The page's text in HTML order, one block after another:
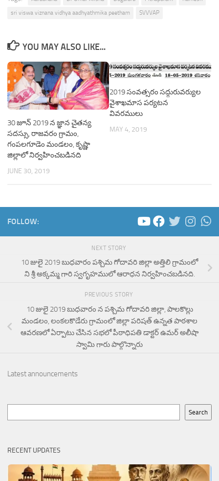
sri viswa viznana vidhya aadhyathmika peetham
SVVVAP
YOU MAY ALSO LIKE...
30 జూన్ 2019 న జ్ఞాన చైతన్య
సదస్సు, రాజవరం గ్రామం,
గంపలగూడెం మండలం, కృష్ణా
జిల్లాలో నిర్వహించబడినది
JUNE 30, 2019
2019 సంవత్సరం సద్గురువర్యుల
వైశాఖమాస పర్యటన
వివరములు
MAY 4, 2019
FOLLOW:
NEXT STORY
10 జులై 2019 బుధవారం పశ్చిమ గోదావరి జిల్లా అత్తిలి గ్రామంలో
ని శ్రీ అక్కమ్మ గారి స్వగృహములో ఆరాధన నిర్వహించబడినది.
PREVIOUS STORY
10 జులై 2019 బుధవారం న పశ్చిమ గోదావరి జిల్లా, పాలకొల్లు
మండలం, లంకలకొడేరు గ్రామంలో జిల్లా పరిషత్ ఉన్నత పాఠశాల
ఆవరణలో ఏర్పాటు చేసిన సభలో పీఠాధిపతి డాక్టర్ ఉమర్ అలీషా
స్వామి గారు పాల్గొన్నారు
Latest announcements
Search
RECENT UPDATES